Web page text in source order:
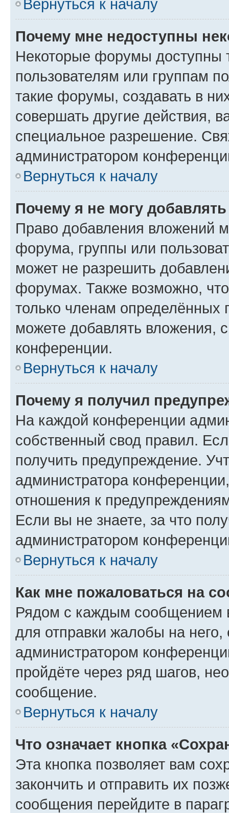
Вернуться к началу
Почему мне недоступны
Некоторые форумы доступны
пользователям или группам
такие форумы, создавать в
совершать другие действия,
специальное разрешение.
администратором
Вернуться к началу
Почему я не могу
Право добавления вложений
форума, группы или
может не разрешить
форумах. Также возможно,
только членам определённых
можете добавлять вложения,
конференции.
Вернуться к началу
Почему я получил
На каждой конференции
собственный свод правил.
получить предупреждение.
администратора
отношения к
Если вы не знаете, за что
администратором
Вернуться к началу
Как мне пожаловаться на
Рядом с каждым сообщением
для отправки жалобы на
администратором
пройдёте через ряд шагов,
сообщение.
Вернуться к началу
Что означает кнопка
Эта кнопка позволяет вам
закончить и отправить их
сообщения перейдите в